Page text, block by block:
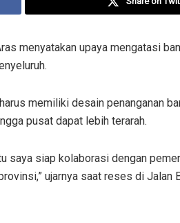
menyatakan upaya mengatasi
memiliki desain penanganan
pusat dapat lebih terarah.
saya siap kolaborasi dengan
ujarnya saat reses di Jalan